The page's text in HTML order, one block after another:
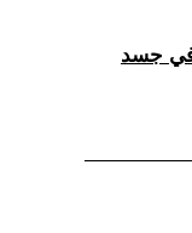
في جسد